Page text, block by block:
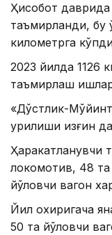
Ҳисобот даврида
таъмирланди, бу
километрга
2023 йилда 1126
таъмирлаш
«Дўстлик-
қурилиши қизғин
Ҳаракатланувчи
локомотив, 48
йўловчи вагон
Йил охиригача
50 та йўловчи